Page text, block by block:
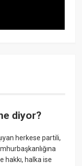
diyor?
herkese partili,
hakkı, halka ise